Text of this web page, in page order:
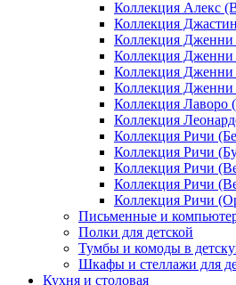
Коллекция Алекс
Коллекция
Коллекция Дженни
Коллекция Дженни
Коллекция Дженни
Коллекция
Коллекция Лаворо
Коллекция
Коллекция Ричи
Коллекция Ричи
Коллекция Ричи
Коллекция Ричи
Коллекция Ричи
Письменные и
Полки для детской
Тумбы и комоды в
Шкафы и стеллажи для
Кухня и столовая